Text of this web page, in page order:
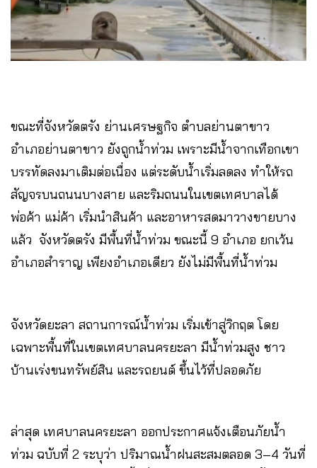
ขณะที่จังหวัดตรัง ย่านเศรษฐกิจ ตำบลย่านตาขาว
อำเภอย่านตาขาว ยังถูกน้ำท่วม เพราะมีน้ำจากเทือกเขา
บรรทัดลงมาเติมต่อเนื่อง แต่ระดับน้ำเริ่มลดลง ทำให้รถ
สัญจรบนถนนบางสาย และริมถนนในเขตเทศบาลได้
พ่อค้า แม่ค้า เริ่มนำสินค้า และอาหารสดมาวางขายบาง
แล้ว จังหวัดตรัง มีพื้นที่น้ำท่วม ขณะนี้ 9 อำเภอ ยกเว้น
อำเภอสำราญ เพียงอำเภอเดียว ยังไม่มีพื้นที่น้ำท่วม
จังหวัดยะลา สถานการณ์น้ำท่วม เริ่มเข้าสู่วิกฤต โดย
เฉพาะพื้นที่ในเขตเทศบาลนครยะลา มีน้ำท่วมสูง ชาว
บ้านเร่งขนทรัพย์สิน และรถยนต์ ขึ้นไว้ที่ปลอดภัย
ล่าสุด เทศบาลนครยะลา ออกประกาศแจ้งเตือนภัยน้ำ
ท่วม ฉบับที่ 2 ระบุว่า ปริมาณน้ำฝนสะสมตลอด 3–4 วันที่